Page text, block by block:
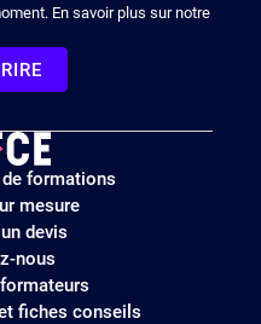
En savoir plus sur notre
formations
mesure
devis
nous
fiches conseils